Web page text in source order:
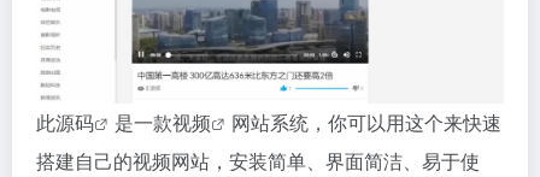
此源码 是一款视频
网站系统，你可以用这个来快速
搭建自己的视频网站，安装简单、界面简洁、易于使